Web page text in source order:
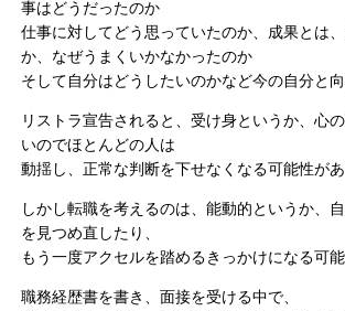
事はどうだったのか
仕事に対してどう思っていたのか、成果とは
か、なぜうまくいかなかったのか
そして自分はどうしたいのかなど今の自分と向
リストラ宣告されると、受け身というか、心
いのでほとんどの人は
動揺し、正常な判断を下せなくなる可能性があ
しかし転職を考えるのは、能動的というか、
を見つめ直したり、
もう一度アクセルを踏めるきっかけになる可
職務経歴書を書き、面接を受ける中で、